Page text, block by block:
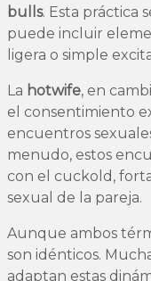
bulls. Esta práctica
puede incluir
ligera o simple
La hotwife, en
el consentimiento
encuentros
menudo, estos
con el cuckold,
sexual de la pareja.
Aunque ambos
son idénticos.
adaptan estas